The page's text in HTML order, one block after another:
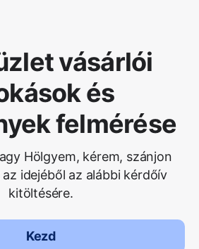
vásárlói
és
felmérése
Hölgyem, kérem, szánjon
idejéből az alábbi kérdőív
kitöltésére.
Kezd